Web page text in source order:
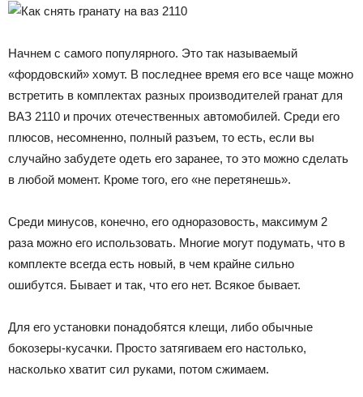
Начнем с самого популярного. Это так называемый
«фордовский» хомут. В последнее время его все чаще можно
встретить в комплектах разных производителей гранат для
ВАЗ 2110 и прочих отечественных автомобилей. Среди его
плюсов, несомненно, полный разъем, то есть, если вы
случайно забудете одеть его заранее, то это можно сделать
в любой момент. Кроме того, его «не перетянешь».
Среди минусов, конечно, его одноразовость, максимум 2
раза можно его использовать. Многие могут подумать, что в
комплекте всегда есть новый, в чем крайне сильно
ошибутся. Бывает и так, что его нет. Всякое бывает.
Для его установки понадобятся клещи, либо обычные
бокозеры-кусачки. Просто затягиваем его настолько,
насколько хватит сил руками, потом сжимаем.